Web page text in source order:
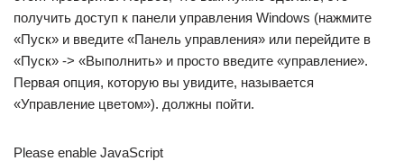
получить доступ к панели управления Windows (нажмите
«Пуск» и введите «Панель управления» или перейдите в
«Пуск» -> «Выполнить» и просто введите «управление».
Первая опция, которую вы увидите, называется
«Управление цветом»). должны пойти.
Please enable JavaScript